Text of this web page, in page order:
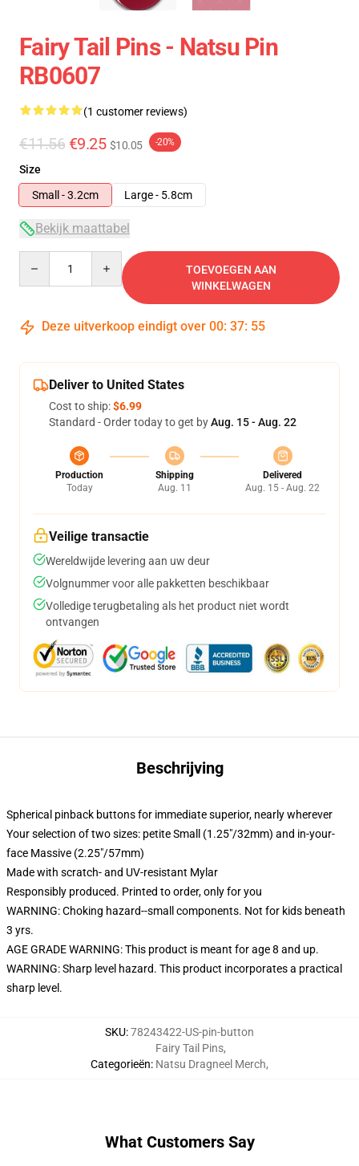
Fairy Tail Pins - Natsu Pin
RB0607
(1 customer reviews)
€11.56 €9.25 $10.05 -20%
Size
Small - 3.2cm
Large - 5.8cm
Bekijk maattabel
TOEVOEGEN AAN
WINKELWAGEN
Deze uitverkoop eindigt over 00: 37: 55
Deliver to United States
Cost to ship:$6.99
Standard - Order today to get byAug. 15 - Aug. 22
Production
Today
Shipping
Aug. 11
Delivered
Aug. 15 - Aug. 22
Veilige transactie
Wereldwijde levering aan uw deur
Volgnummer voor alle pakketten beschikbaar
Volledige terugbetaling als het product niet wordt
ontvangen
Beschrijving
Spherical pinback buttons for immediate superior, nearly wherever
Your selection of two sizes: petite Small (1.25"/32mm) and in-your-
face Massive (2.25"/57mm)
Made with scratch- and UV-resistant Mylar
Responsibly produced. Printed to order, only for you
WARNING: Choking hazard--small components. Not for kids beneath
3 yrs.
AGE GRADE WARNING: This product is meant for age 8 and up.
WARNING: Sharp level hazard. This product incorporates a practical
sharp level.
SKU:78243422-US-pin-button
Categorieën:
Fairy Tail Pins,
Natsu Dragneel Merch,
What Customers Say